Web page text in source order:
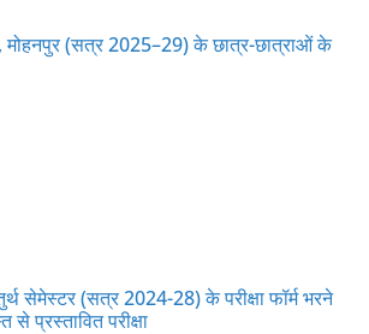
(सत्र 2025–29) के छात्र-छात्राओं के
सेमेस्टर (सत्र 2024-28) के परीक्षा फॉर्म भरने
प्रस्तावित परीक्षा